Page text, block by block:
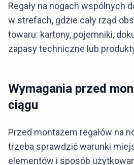
Regały na nogach wspólnych
w strefach, gdzie cały rząd
towaru: kartony, pojemniki,
zapasy techniczne lub
Wymagania przed
ciągu
Przed montażem regałów na
trzeba sprawdzić warunki
elementów i sposób